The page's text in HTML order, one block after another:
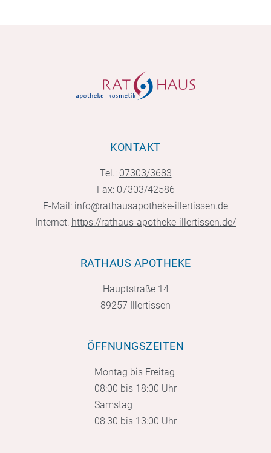
KONTAKT
Tel.: 07303/3683
Fax: 07303/42586
E-Mail: info@rathausapotheke-illertissen.de
Internet: https://rathaus-apotheke-illertissen.de/
RATHAUS APOTHEKE
Hauptstraße 14
89257 Illertissen
ÖFFNUNGSZEITEN
Montag bis Freitag
08:00 bis 18:00 Uhr
Samstag
08:30 bis 13:00 Uhr